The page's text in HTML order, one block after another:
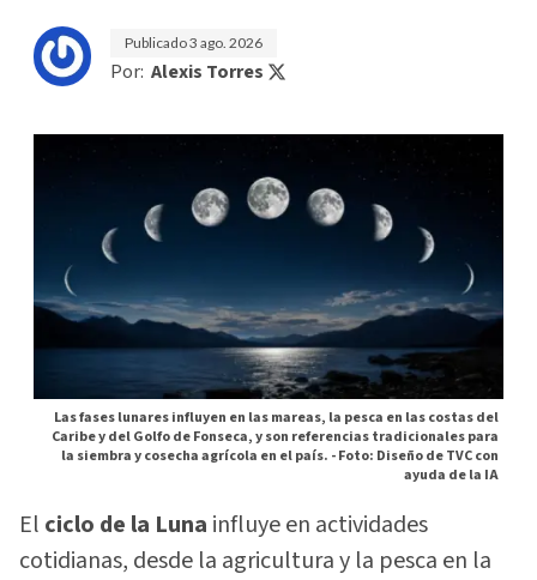
Publicado3 ago. 2026
Por: Alexis Torres
Las fases lunares influyen en las mareas, la pesca en las costas del
Caribe y del Golfo de Fonseca, y son referencias tradicionales para
la siembra y cosecha agrícola en el país. -Foto: Diseño de TVC con
ayuda de la IA
El ciclo de la Luna influye en actividades
cotidianas, desde la agricultura y la pesca en la